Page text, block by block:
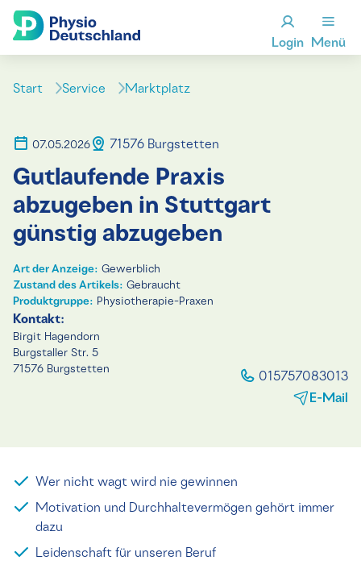
Login Menü
Start Service Marktplatz
07.05.2026 71576 Burgstetten
Gutlaufende Praxis
abzugeben in Stuttgart
günstig abzugeben
Art der Anzeige: Gewerblich
Zustand des Artikels: Gebraucht
Produktgruppe: Physiotherapie-Praxen
Kontakt:
Birgit Hagendorn
Burgstaller Str. 5
71576 Burgstetten
015757083013
E-Mail
Wer nicht wagt wird nie gewinnen
Motivation und Durchhaltevermögen gehört immer
dazu
Leidenschaft für unseren Beruf